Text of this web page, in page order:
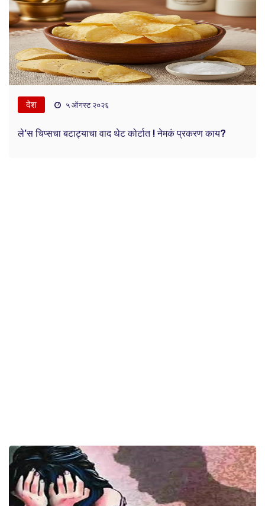
देश ५ ऑगस्ट २०२६
ले’स चिप्सचा बटाट्याचा वाद थेट कोर्टात ! नेमकं प्रकरण काय?